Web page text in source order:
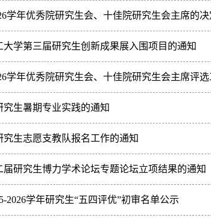
贯彻落实《关于推动高校学生会（研究生会）深化改
学年优秀院研究生会、十佳院研究生会主席的决
据《关于开展2025-2026学年优秀院研究生会、十佳
大学第三届研究生创新成果展入围项目的通知
长沙理工大学第三届研究生创新成果展工作方案》，
学年优秀院研究生会、十佳院研究生会主席评
我校研究生会工作蓬勃开展，总结各学院研究生会工
究生暑期专业实践的通知
贯彻落实《教育强国建设规划纲要（2024—2035年）
究生志愿支教队报名工作的通知
南省教育厅有关文件精神，我校2026年拟继续组建研
届研究生博力学术论坛专题论坛立项结果的通知
关于举办长沙理工大学第二十二届研究生博力学术论
2026学年研究生“五四评优”初审名单公示